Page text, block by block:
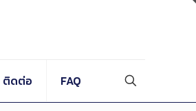
ติดต่อ FAQ